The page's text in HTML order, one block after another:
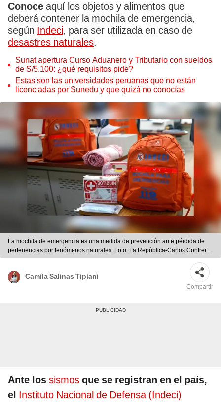
Conoce aquí los objetos y alimentos que
deberá contener la mochila de emergencia,
según Indeci, para ser utilizada en caso de
desastres naturales.
Sunat apertura Curso Aduanero y Tributario con sueldos
de S/5.100: ¿qué requisitos pide?
Estas son las universidades peruanas que no están
licenciadas por Sunedu y que quizá no conocías
La mochila de emergencia es una medida de prevención ante pérdida de
pertenencias por fenómenos naturales. Foto: La República-Carlos Contreras
Merino
Camila Salinas Tipiani
Compartir
Ante los sismos que se registran en el país,
el Instituto Nacional de Defensa (Indeci)